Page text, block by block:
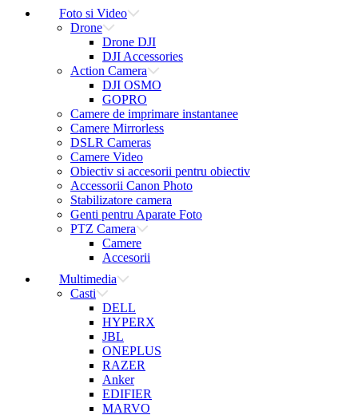
Foto si Video
Drone
Drone DJI
DJI Accessories
Action Camera
DJI OSMO
GOPRO
Camere de imprimare instantanee
Camere Mirrorless
DSLR Cameras
Camere Video
Obiectiv si accesorii pentru obiectiv
Accessorii Canon Photo
Stabilizatore camera
Genti pentru Aparate Foto
PTZ Camera
Camere
Accesorii
Multimedia
Casti
DELL
HYPERX
JBL
ONEPLUS
RAZER
Anker
EDIFIER
MARVO